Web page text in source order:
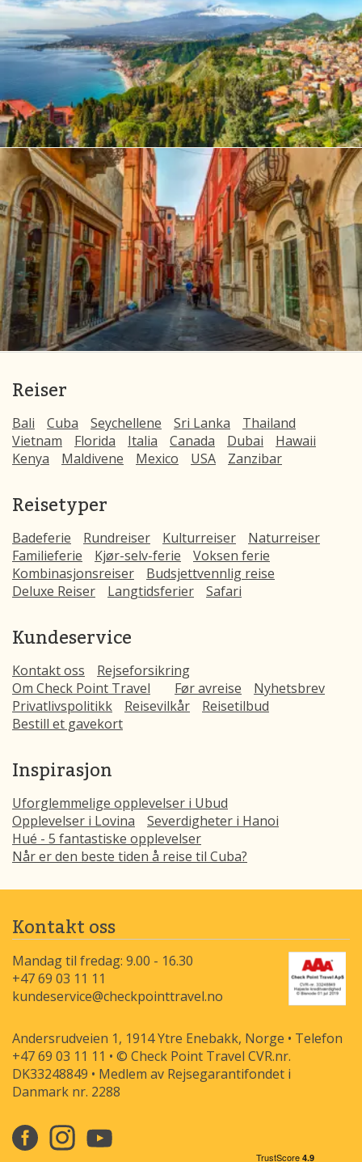
Reiser
Bali Cuba Seychellene Sri Lanka
Thailand
Vietnam
Florida Italia Canada Dubai
Hawaii
Kenya
Maldivene Mexico USA Zanzibar
Reisetyper
Badeferie Rundreiser Kulturreiser
Naturreiser
Familieferie
Kjør-selv-ferie
Voksen ferie
Kombinasjonsreiser
Budsjettvennlig reise
Deluxe Reiser
Langtidsferier Safari
Kundeservice
Kontakt oss
Rejseforsikring
Om Check Point Travel
Før avreise
Nyhetsbrev
Privatlivspolitikk
Reisevilkår
Reisetilbud
Bestill et gavekort
Inspirasjon
Uforglemmelige opplevelser i Ubud
Opplevelser i Lovina
Severdigheter i Hanoi
Hué - 5 fantastiske opplevelser
Når er den beste tiden å reise til Cuba?
Kontakt oss
Mandag til fredag: 9.00 - 16.30
+47 69 03 11 11
kundeservice@checkpointtravel.no
Andersrudveien 1, 1914 Ytre Enebakk, Norge • Telefon
+47 69 03 11 11 • © Check Point Travel CVR.nr.
DK33248849 • Medlem av Rejsegarantifondet i
Danmark nr. 2288